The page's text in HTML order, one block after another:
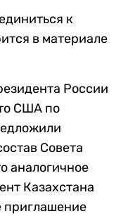
к
в материале
России
США по
Совета
аналогичное
Казахстана